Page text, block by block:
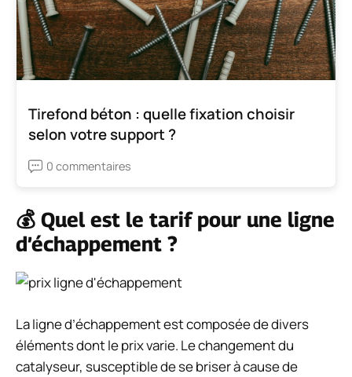
Tirefond béton : quelle fixation choisir
selon votre support ?
0 commentaires
💰 Quel est le tarif pour une ligne
d’échappement ?
La ligne d’échappement est composée de divers
éléments dont le prix varie. Le changement du
catalyseur, susceptible de se briser à cause de